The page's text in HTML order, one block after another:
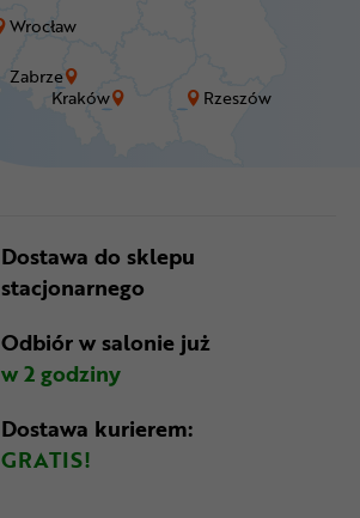
Kraków Rzeszów
Wrocław
Zabrze
Dostawa do sklepu
stacjonarnego
Odbiór w salonie już
w 2 godziny
Dostawa kurierem:
GRATIS!